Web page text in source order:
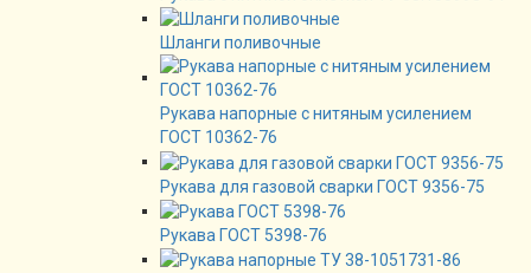
Шланги поливочные
Рукава напорные с нитяным усилением
ГОСТ 10362-76
Рукава для газовой сварки ГОСТ 9356-75
Рукава ГОСТ 5398-76